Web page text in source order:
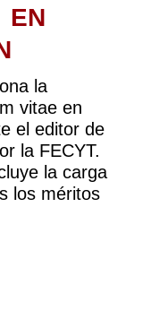
EN
la
vitae en
el editor de
la FECYT.
la carga
los méritos